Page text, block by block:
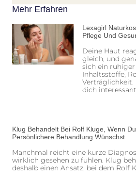
Mehr Erfahren
Lexagirl
Pflege Und
Deine Haut
gleich, und
sich ein
Inhaltsstoffe,
Verträglichkeit.
dich interessant
Klug Behandelt Bei Rolf Kluge, Wenn
Persönlichere Behandlung Wünschst
Manchmal reicht eine kurze
wirklich gesehen zu fühlen. Klug
deshalb einen Ansatz, bei dem Rolf